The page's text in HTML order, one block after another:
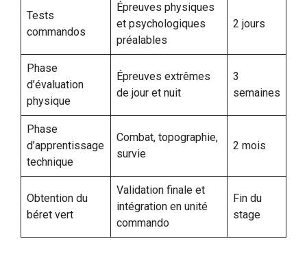
Tests
commandos
Épreuves physiques
et psychologiques
préalables
2 jours
Phase
d’évaluation
physique
Épreuves extrêmes
de jour et nuit
3
semaines
Phase
d’apprentissage
technique
Combat, topographie,
survie
2 mois
Obtention du
béret vert
Validation finale et
intégration en unité
commando
Fin du
stage